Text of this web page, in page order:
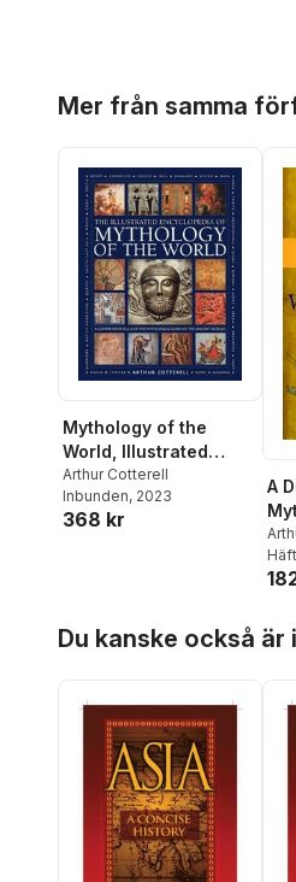
Mer från samma
Mythology of the
World, Illustrated
Encyclopedia of
Arthur Cotterell
Inbunden, 2023
368 kr
A
Du kanske också